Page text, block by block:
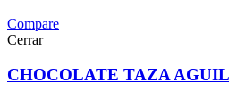
Compare
Cerrar
CHOCOLATE TAZA